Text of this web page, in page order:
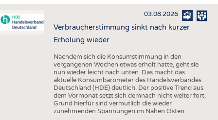
HAUS- UND HEIMTEXTILIEN
BEKLEIDUNG
AUSSCHREIBUNGEN
DTV AUSSCHREIBUNGSDIENST
STATISTICS
TERMINE
03.08.2026
Verbraucherstimmung sinkt nach kurzer
Erholung wieder
Nachdem sich die Konsumstimmung in den
vergangenen Wochen etwas erholt hatte, geht sie
nun wieder leicht nach unten. Das macht das
aktuelle Konsumbarometer des Handelsverbandes
Deutschland (HDE) deutlich. Der positive Trend aus
dem Vormonat setzt sich demnach nicht weiter fort.
Grund hierfür sind vermutlich die wieder
zunehmenden Spannungen im Nahen Osten.